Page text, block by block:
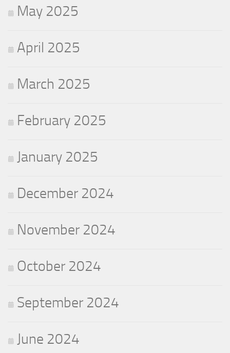
May 2025
April 2025
March 2025
February 2025
January 2025
December 2024
November 2024
October 2024
September 2024
June 2024